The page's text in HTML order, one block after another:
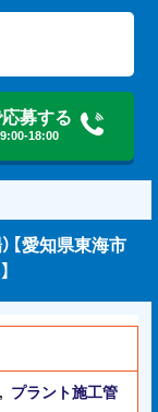
募する
18:00
【愛知県東海市
, プラント施工管